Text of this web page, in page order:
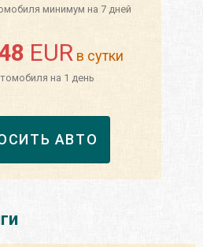
минимум на 7 дней
EUR в сутки
на 1 день
АВТО